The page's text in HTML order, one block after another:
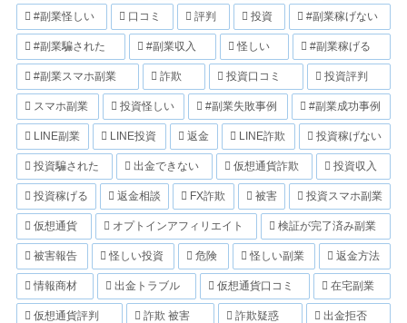
#副業怪しい 口コミ 評判 投資 #副業稼げない
#副業騙された #副業収入 怪しい #副業稼げる
#副業スマホ副業 詐欺 投資口コミ 投資評判
スマホ副業 投資怪しい #副業失敗事例 #副業成功事例
LINE副業 LINE投資 返金 LINE詐欺 投資稼げない
投資騙された 出金できない 仮想通貨詐欺 投資収入
投資稼げる 返金相談 FX詐欺 被害 投資スマホ副業
仮想通貨 オプトインアフィリエイト 検証が完了済み副業
被害報告 怪しい投資 危険 怪しい副業 返金方法
情報商材 出金トラブル 仮想通貨口コミ 在宅副業
仮想通貨評判 詐欺 被害 詐欺疑惑 出金拒否